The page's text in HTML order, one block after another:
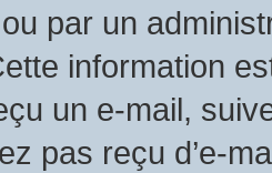
par un
information
un e-mail,
pas reçu d’e-